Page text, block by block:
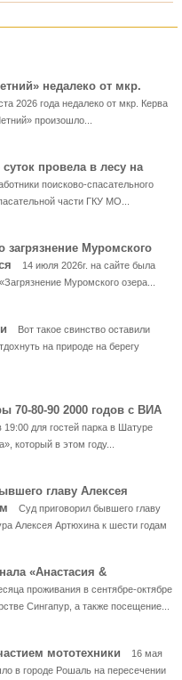
недалеко от мкр.
2026 года недалеко от мкр. Керва
произошло...
провела в лесу на
поисково-спасательного
части ГКУ МО...
загрязнение Муромского
14 июля 2026г. на сайте была
Муромского озера...
Вот такое свинство оставили
на природе на берегу
70-80-90 2000 годов с ВИА
19:00 для гостей парка в Шатуре
который в этом году...
главу Алексея
Суд приговорил бывшего главу
Алексея Артюхина к шести годам
«Анастасия &
проживания в сентябре-октябре
Сингапур, а также посещение...
мототехники
16 мая
в городе Рошаль на пересечении